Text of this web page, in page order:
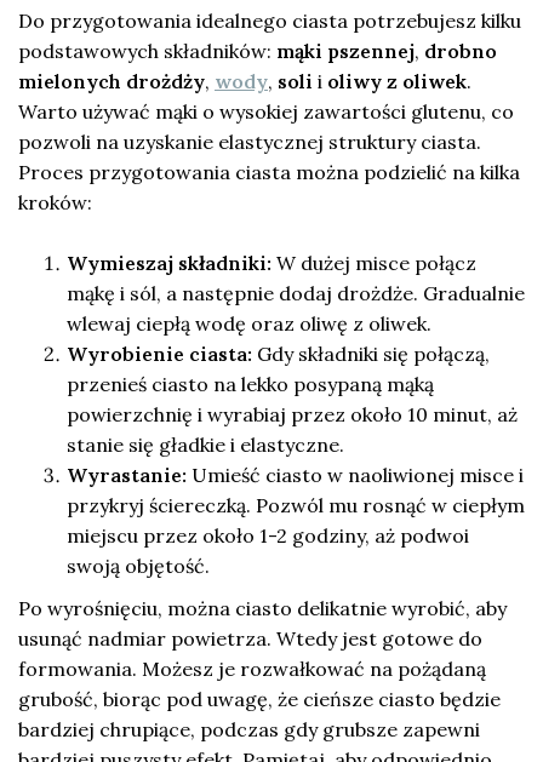
Do przygotowania idealnego ciasta potrzebujesz kilku
podstawowych składników: mąki pszennej, drobno
mielonych drożdży, wody, soli i oliwy z oliwek.
Warto używać mąki o wysokiej zawartości glutenu, co
pozwoli na uzyskanie elastycznej struktury ciasta.
Proces przygotowania ciasta można podzielić na kilka
kroków:
Wymieszaj składniki: W dużej misce połącz
mąkę i sól, a następnie dodaj drożdże. Gradualnie
wlewaj ciepłą wodę oraz oliwę z oliwek.
Wyrobienie ciasta: Gdy składniki się połączą,
przenieś ciasto na lekko posypaną mąką
powierzchnię i wyrabiaj przez około 10 minut, aż
stanie się gładkie i elastyczne.
Wyrastanie: Umieść ciasto w naoliwionej misce i
przykryj ściereczką. Pozwól mu rosnąć w ciepłym
miejscu przez około 1-2 godziny, aż podwoi
swoją objętość.
Po wyrośnięciu, można ciasto delikatnie wyrobić, aby
usunąć nadmiar powietrza. Wtedy jest gotowe do
formowania. Możesz je rozwałkować na pożądaną
grubość, biorąc pod uwagę, że cieńsze ciasto będzie
bardziej chrupiące, podczas gdy grubsze zapewni